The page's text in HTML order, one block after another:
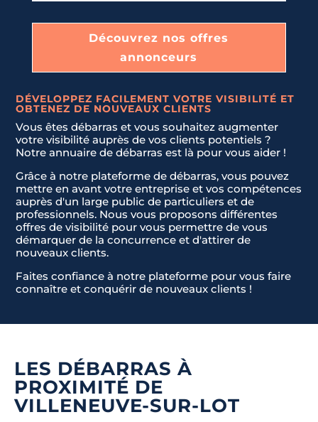
Découvrez nos offres
annonceurs
DÉVELOPPEZ FACILEMENT VOTRE VISIBILITÉ ET
OBTENEZ DE NOUVEAUX CLIENTS
Vous êtes débarras et vous souhaitez augmenter
votre visibilité auprès de vos clients potentiels ?
Notre annuaire de débarras est là pour vous aider !
Grâce à notre plateforme de débarras, vous pouvez
mettre en avant votre entreprise et vos compétences
auprès d'un large public de particuliers et de
professionnels. Nous vous proposons différentes
offres de visibilité pour vous permettre de vous
démarquer de la concurrence et d'attirer de
nouveaux clients.
Faites confiance à notre plateforme pour vous faire
connaître et conquérir de nouveaux clients !
LES DÉBARRAS À
PROXIMITÉ DE
VILLENEUVE-SUR-LOT
e
s
+
1
Envoyer la demande